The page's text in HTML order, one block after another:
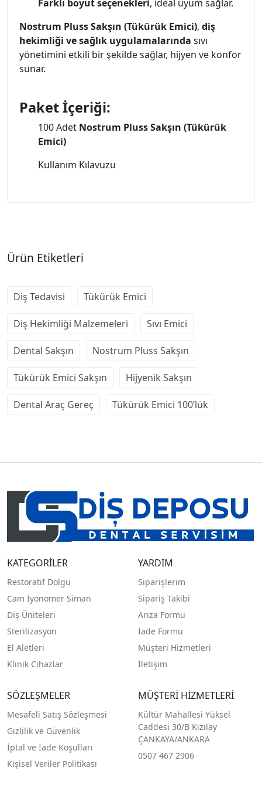
Farklı boyut seçenekleri, ideal uyum sağlar.
Nostrum Pluss Sakşın (Tükürük Emici), diş
hekimliği ve sağlık uygulamalarında sıvı
yönetimini etkili bir şekilde sağlar, hijyen ve konfor
sunar.
Paket İçeriği:
100 Adet Nostrum Pluss Sakşın (Tükürük
Emici)
Kullanım Kılavuzu
Ürün Etiketleri
Diş Tedavisi Tükürük Emici
Diş Hekimliği Malzemeleri Sıvı Emici
Dental Sakşın Nostrum Pluss Sakşın
Tükürük Emici Sakşın Hijyenik Sakşın
Dental Araç Gereç Tükürük Emici 100’lük
KATEGORİLER
Restoratif Dolgu
Cam İyonomer Siman
Diş Üniteleri
Sterilizasyon
El Aletleri
Klinik Cihazlar
YARDIM
Siparişlerim
Sipariş Takibi
Arıza Formu
İade Formu
Müşteri Hizmetleri
İletişim
SÖZLEŞMELER
Mesafeli Satış Sözleşmesi
Gizlilik ve Güvenlik
İptal ve İade Koşulları
Kişisel Veriler Politikası
MÜŞTERİ HİZMETLERİ
Kültür Mahallesi Yüksel
Caddesi 30/B Kızılay
ÇANKAYA/ANKARA
0507 467 2906